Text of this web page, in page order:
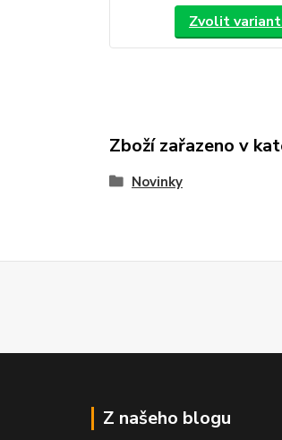
Zvolit
Zboží zařazeno v
Novinky
Z našeho blogu